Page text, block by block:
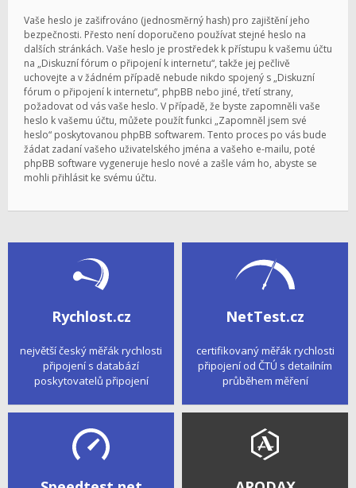
Vaše heslo je zašifrováno (jednosměrný hash) pro zajištění jeho
bezpečnosti. Přesto není doporučeno používat stejné heslo na
dalších stránkách. Vaše heslo je prostředek k přístupu k vašemu účtu
na „Diskuzní fórum o připojení k internetu“, takže jej pečlivě
uchovejte a v žádném případě nebude nikdo spojený s „Diskuzní
fórum o připojení k internetu“, phpBB nebo jiné, třetí strany,
požadovat od vás vaše heslo. V případě, že byste zapomněli vaše
heslo k vašemu účtu, můžete použít funkci „Zapomněl jsem své
heslo“ poskytovanou phpBB softwarem. Tento proces po vás bude
žádat zadaní vašeho uživatelského jména a vašeho e-mailu, poté
phpBB software vygeneruje heslo nové a zašle vám ho, abyste se
mohli přihlásit ke svému účtu.
Rychlost.cz
největší český měřák rychlosti
připojení s databází
poskytovatelů připojení
NetTest.cz
certifikovaný měřák rychlosti
připojení od ČTÚ s detailním
průběhem měření